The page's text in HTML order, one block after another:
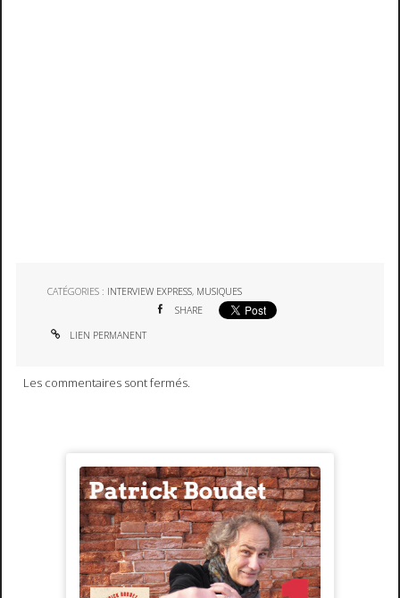
CATÉGORIES : INTERVIEW EXPRESS, MUSIQUES
SHARE
LIEN PERMANENT
Les commentaires sont fermés.